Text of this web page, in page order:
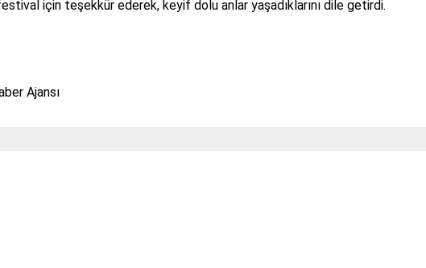
için teşekkür ederek, keyif dolu anlar yaşadıklarını dile getirdi.
Ajansı